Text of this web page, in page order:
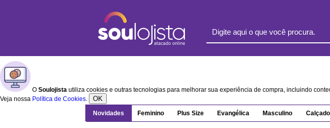
O Soulojista utiliza cookies e outras tecnologias para melhorar sua experiência de compra, incluindo
Veja nossa Política de Cookies. OK
Novidades Feminino Plus Size Evangélica Masculino